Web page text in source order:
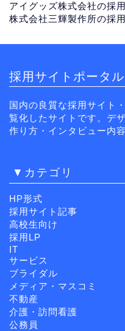
アイグッズ株式会社の採
株式会社三輝製作所の採
採用サイトポータル
国内の良質な採用サイト
覧化したサイトです。デ
作り方・インタビュー内
▼カテゴリ
HP形式
採用サイト記事
高校生向け
採用LP
IT
サービス
ブライダル
メディア・マスコミ
不動産
介護・訪問看護
公務員